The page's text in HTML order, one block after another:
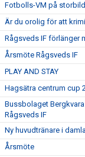
Fotbolls-VM på
Är du orolig för att
Rågsveds IF förlänger
Årsmöte Rågsveds IF
PLAY AND STAY
Hagsätra centrum cup
Bussbolaget
Rågsveds IF
Ny huvudtränare i
Årsmöte